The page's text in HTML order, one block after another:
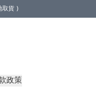
取貨 )
政策